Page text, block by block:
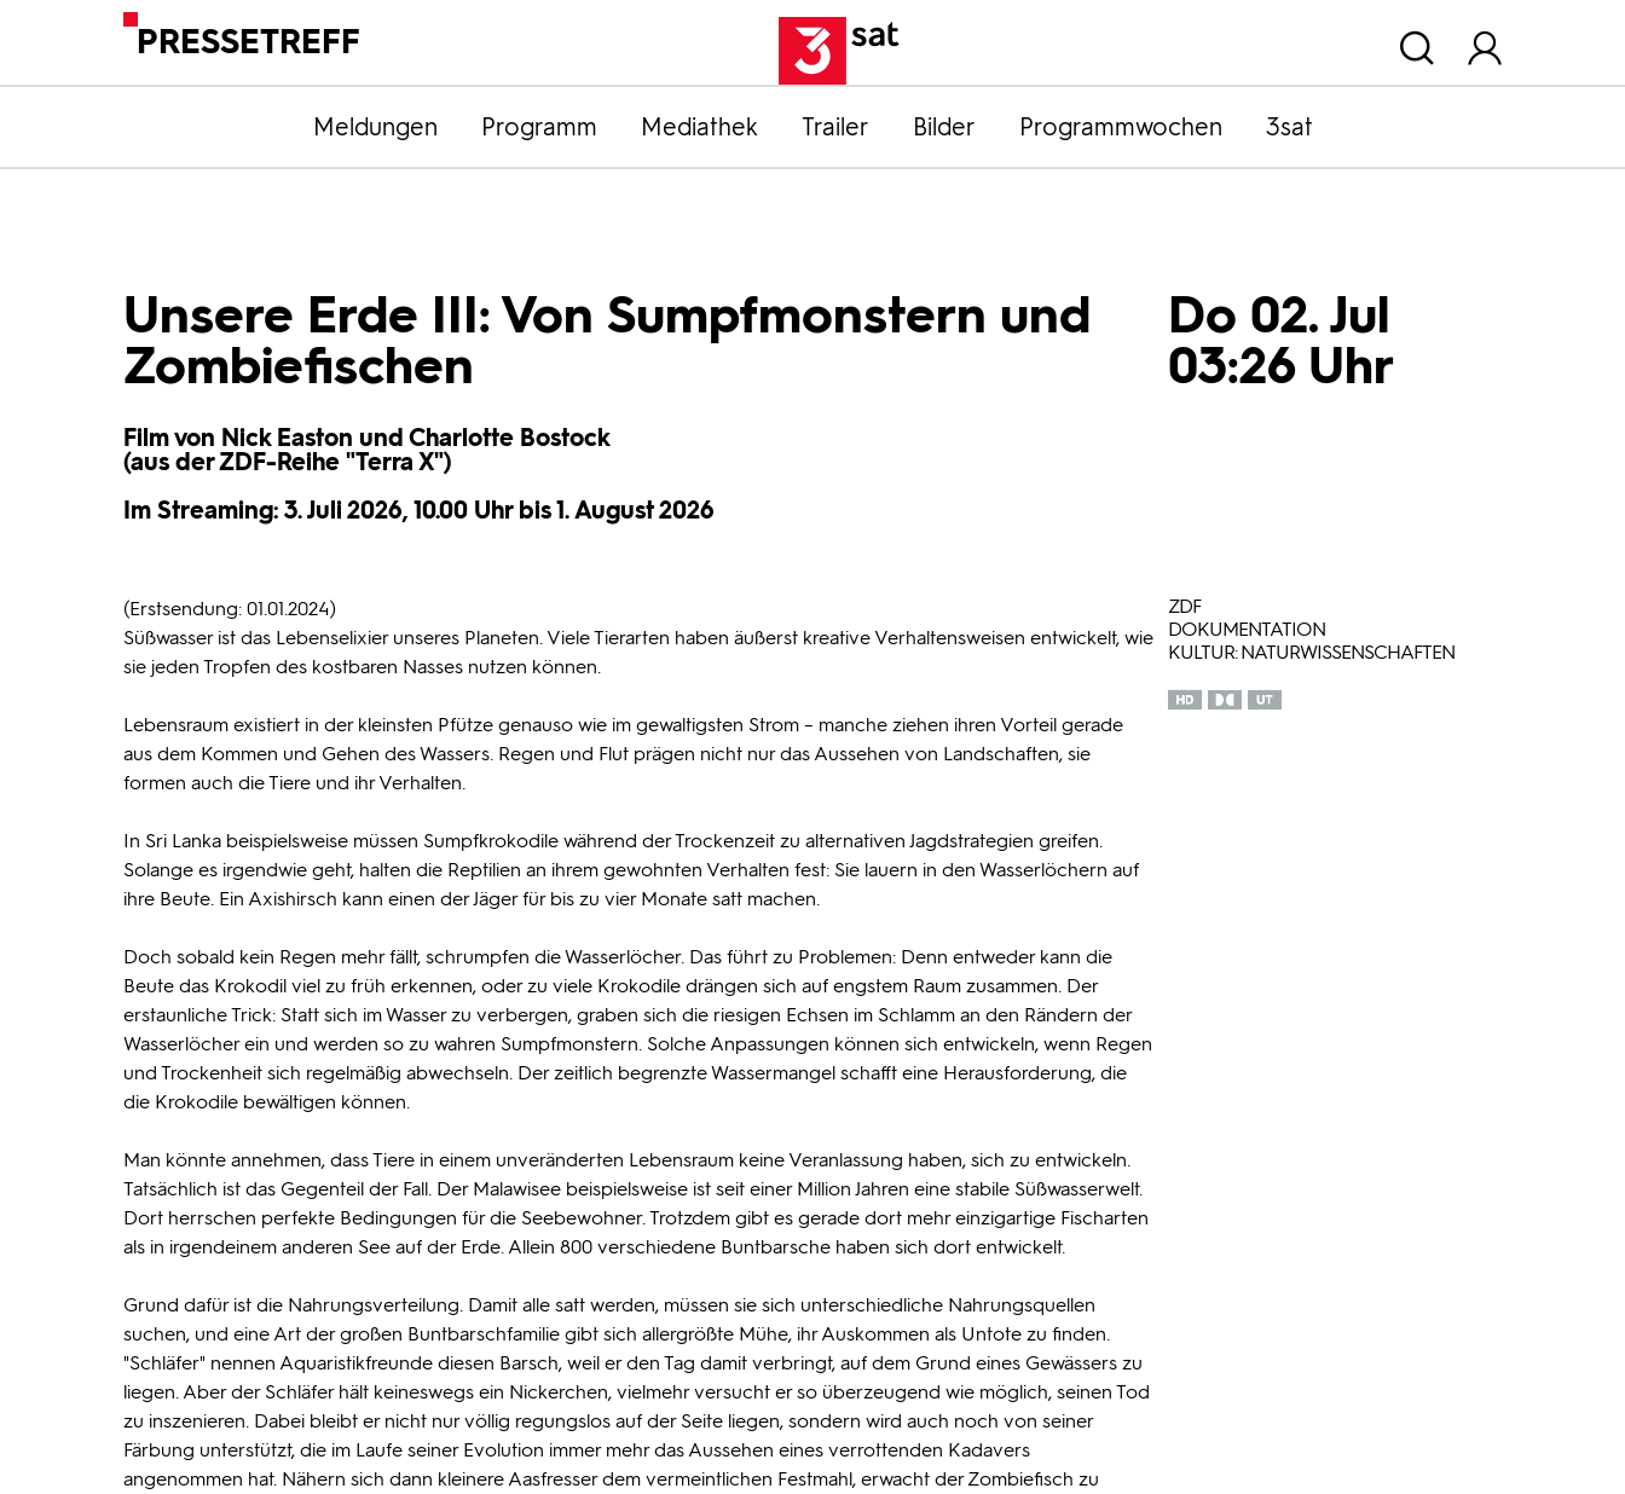
PRESSETREFF
Meldungen Programm Mediathek Trailer Bilder Programmwochen 3sat
Unsere Erde III: Von Sumpfmonstern und
Zombiefischen
Film von Nick Easton und Charlotte Bostock
(aus der ZDF-Reihe "Terra X")
Im Streaming: 3. Juli 2026, 10.00 Uhr bis 1. August 2026
Do 02. Jul
03:26 Uhr
(Erstsendung: 01.01.2024)
Süßwasser ist das Lebenselixier unseres Planeten. Viele Tierarten haben äußerst kreative Verhaltensweisen entwickelt, wie
sie jeden Tropfen des kostbaren Nasses nutzen können.
Lebensraum existiert in der kleinsten Pfütze genauso wie im gewaltigsten Strom – manche ziehen ihren Vorteil gerade
aus dem Kommen und Gehen des Wassers. Regen und Flut prägen nicht nur das Aussehen von Landschaften, sie
formen auch die Tiere und ihr Verhalten.
In Sri Lanka beispielsweise müssen Sumpfkrokodile während der Trockenzeit zu alternativen Jagdstrategien greifen.
Solange es irgendwie geht, halten die Reptilien an ihrem gewohnten Verhalten fest: Sie lauern in den Wasserlöchern auf
ihre Beute. Ein Axishirsch kann einen der Jäger für bis zu vier Monate satt machen.
Doch sobald kein Regen mehr fällt, schrumpfen die Wasserlöcher. Das führt zu Problemen: Denn entweder kann die
Beute das Krokodil viel zu früh erkennen, oder zu viele Krokodile drängen sich auf engstem Raum zusammen. Der
erstaunliche Trick: Statt sich im Wasser zu verbergen, graben sich die riesigen Echsen im Schlamm an den Rändern der
Wasserlöcher ein und werden so zu wahren Sumpfmonstern. Solche Anpassungen können sich entwickeln, wenn Regen
und Trockenheit sich regelmäßig abwechseln. Der zeitlich begrenzte Wassermangel schafft eine Herausforderung, die
die Krokodile bewältigen können.
Man könnte annehmen, dass Tiere in einem unveränderten Lebensraum keine Veranlassung haben, sich zu entwickeln.
Tatsächlich ist das Gegenteil der Fall. Der Malawisee beispielsweise ist seit einer Million Jahren eine stabile Süßwasserwelt.
Dort herrschen perfekte Bedingungen für die Seebewohner. Trotzdem gibt es gerade dort mehr einzigartige Fischarten
als in irgendeinem anderen See auf der Erde. Allein 800 verschiedene Buntbarsche haben sich dort entwickelt.
Grund dafür ist die Nahrungsverteilung. Damit alle satt werden, müssen sie sich unterschiedliche Nahrungsquellen
suchen, und eine Art der großen Buntbarschfamilie gibt sich allergrößte Mühe, ihr Auskommen als Untote zu finden.
"Schläfer" nennen Aquaristikfreunde diesen Barsch, weil er den Tag damit verbringt, auf dem Grund eines Gewässers zu
liegen. Aber der Schläfer hält keineswegs ein Nickerchen, vielmehr versucht er so überzeugend wie möglich, seinen Tod
zu inszenieren. Dabei bleibt er nicht nur völlig regungslos auf der Seite liegen, sondern wird auch noch von seiner
Färbung unterstützt, die im Laufe seiner Evolution immer mehr das Aussehen eines verrottenden Kadavers
angenommen hat. Nähern sich dann kleinere Aasfresser dem vermeintlichen Festmahl, erwacht der Zombiefisch zu
ZDF
DOKUMENTATION
KULTUR: NATURWISSENSCHAFTEN